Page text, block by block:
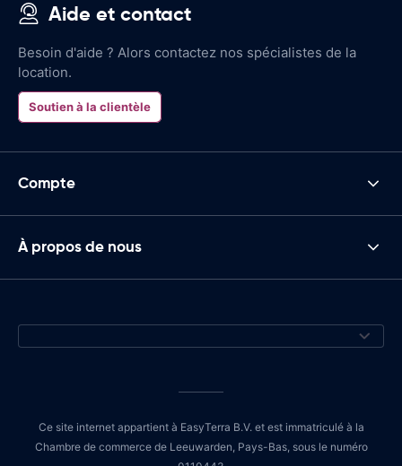
Aide et contact
Besoin d'aide ? Alors contactez nos spécialistes de la
location.
Soutien à la clientèle
Compte
À propos de nous
Ce site internet appartient à EasyTerra B.V. et est immatriculé à la
Chambre de commerce de Leeuwarden, Pays-Bas, sous le numéro